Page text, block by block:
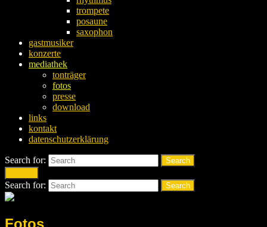
trompete
posaune
saxophon
gastmusiker
konzerte
mediathek
tonträger
fotos
presse
download
links
kontakt
datenschutzerklärung
Search for:
Search
Search for: Search
Fotos